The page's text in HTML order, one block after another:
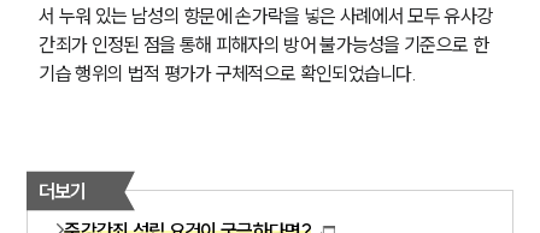
서 누워 있는 남성의 항문에 손가락을 넣은 사례에서 모두 유사강
간죄가 인정된 점을 통해 피해자의 방어 불가능성을 기준으로 한
기습 행위의 법적 평가가 구체적으로 확인되었습니다.
더보기